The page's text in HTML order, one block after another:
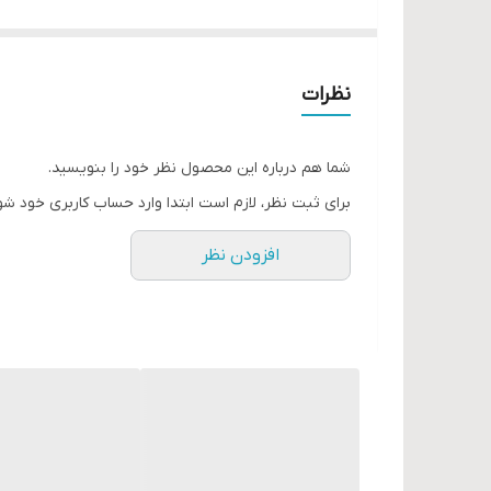
نظرات
شما هم درباره این محصول نظر خود را بنویسید.
برای ثبت نظر، لازم است ابتدا وارد حساب کاربری خود
افزودن نظر